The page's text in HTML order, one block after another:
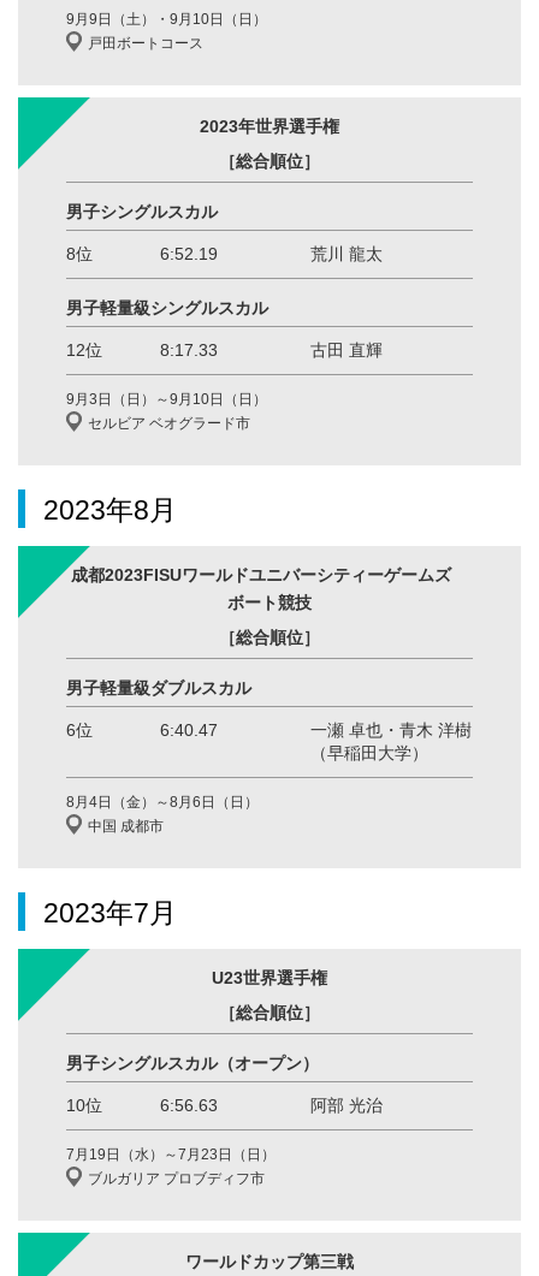
9月9日（土）・9月10日（日）
戸田ボートコース
2023年世界選手権
［総合順位］
男子シングルスカル
8位 6:52.19 荒川 龍太
男子軽量級シングルスカル
12位 8:17.33 古田 直輝
9月3日（日）～9月10日（日）
セルビア ベオグラード市
2023年8月
成都2023FISUワールドユニバーシティーゲームズ
ボート競技
［総合順位］
男子軽量級ダブルスカル
6位 6:40.47
一瀬 卓也・青木 洋樹
（早稲田大学）
8月4日（金）～8月6日（日）
中国 成都市
2023年7月
U23世界選手権
［総合順位］
男子シングルスカル（オープン）
10位 6:56.63 阿部 光治
7月19日（水）～7月23日（日）
ブルガリア プロブディフ市
ワールドカップ第三戦